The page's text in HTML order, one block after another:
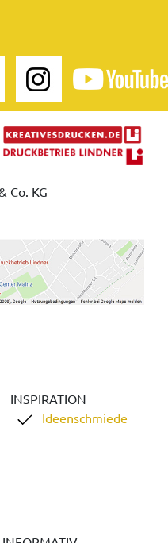
Co. KG
INSPIRATION
Ideenschmiede